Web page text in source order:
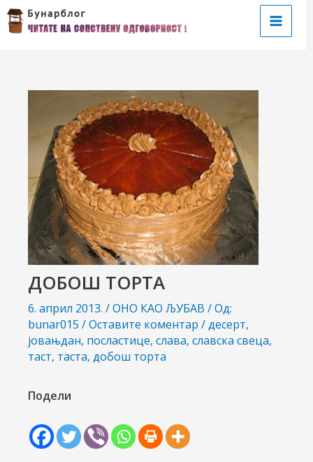
на
садржај
Main
ДОБОШ ТОРТА
6. април 2013. /ОНО КАО ЉУБАВ / Од:
bunar015 /Оставите коментар /десерт,
јовањдан, посластице, слава, славска свеца,
таст, таста, добош торта
Подели